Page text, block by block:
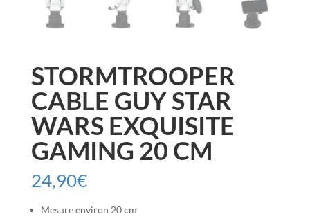
STORMTROOPER
CABLE GUY STAR
WARS EXQUISITE
GAMING 20 CM
24,90€
Mesure environ 20 cm